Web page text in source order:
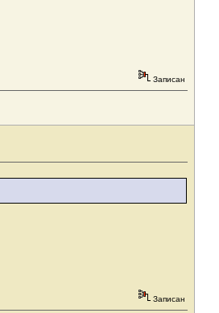
Записан
Записан